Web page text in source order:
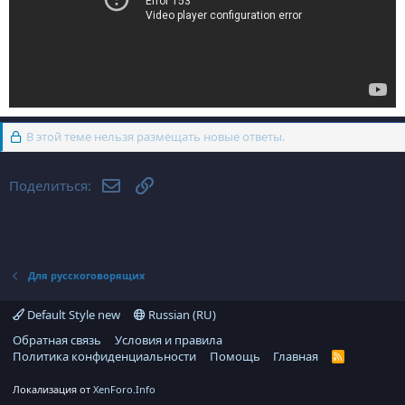
В этой теме нельзя размещать новые ответы.
Поделиться: Электронная почта
Для русскоговорящих
Default Style new
Russian (RU)
Обратная связь
Условия и правила
Политика конфиденциальности
Помощь Главная
R
Локализация от XenForo.Info